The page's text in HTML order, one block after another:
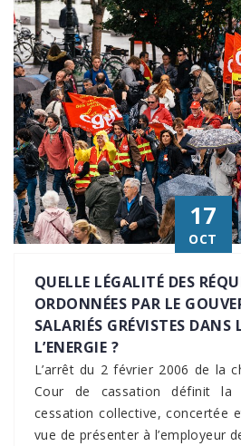
17
OCT
QUELLE LÉGALITÉ DES
ORDONNÉES PAR LE
SALARIÉS GRÉVISTES DANS
L’ENERGIE ?
L’arrêt du 2 février 2006 de la
Cour de cassation définit
cessation collective, concertée
vue de présenter à l’employeur